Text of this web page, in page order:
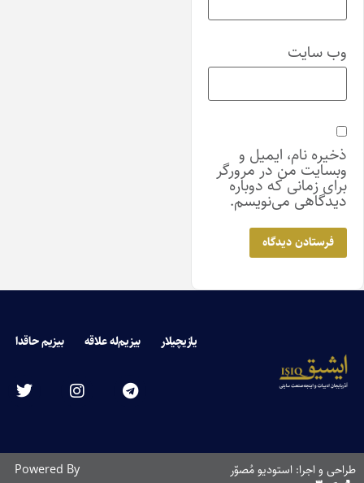
وب‌ سایت
ذخیره نام، ایمیل و
وبسایت من در مرورگر
برای زمانی که دوباره
دیدگاهی می‌نویسم.
یازیچیلار بیزیم‌له علاقه بیزیم حاقدا
و اجرا: استودیو مُصوّر Powered By